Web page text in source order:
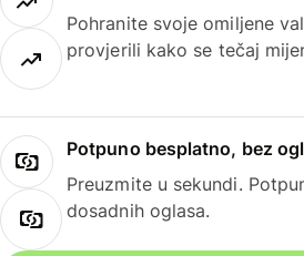
Pohranite svoje omiljene
provjerili kako se tečaj
Potpuno besplatno, bez
Preuzmite u sekundi.
dosadnih oglasa.